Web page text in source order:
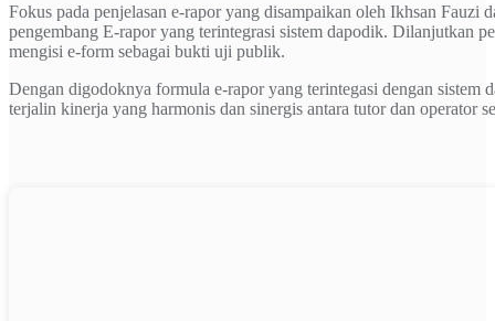
Fokus pada penjelasan e-rapor yang disampaikan oleh Ikhsan Fauzi
pengembang E-rapor yang terintegrasi sistem dapodik. Dilanjutkan
mengisi e-form sebagai bukti uji publik.
Dengan digodoknya formula e-rapor yang terintegasi dengan sistem
terjalin kinerja yang harmonis dan sinergis antara tutor dan operator